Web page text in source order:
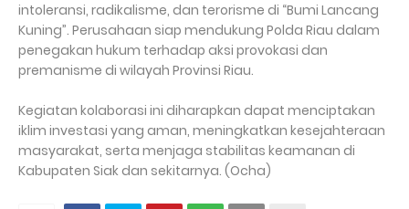
intoleransi, radikalisme, dan terorisme di “Bumi Lancang
Kuning”. Perusahaan siap mendukung Polda Riau dalam
penegakan hukum terhadap aksi provokasi dan
premanisme di wilayah Provinsi Riau.
Kegiatan kolaborasi ini diharapkan dapat menciptakan
iklim investasi yang aman, meningkatkan kesejahteraan
masyarakat, serta menjaga stabilitas keamanan di
Kabupaten Siak dan sekitarnya. (Ocha)